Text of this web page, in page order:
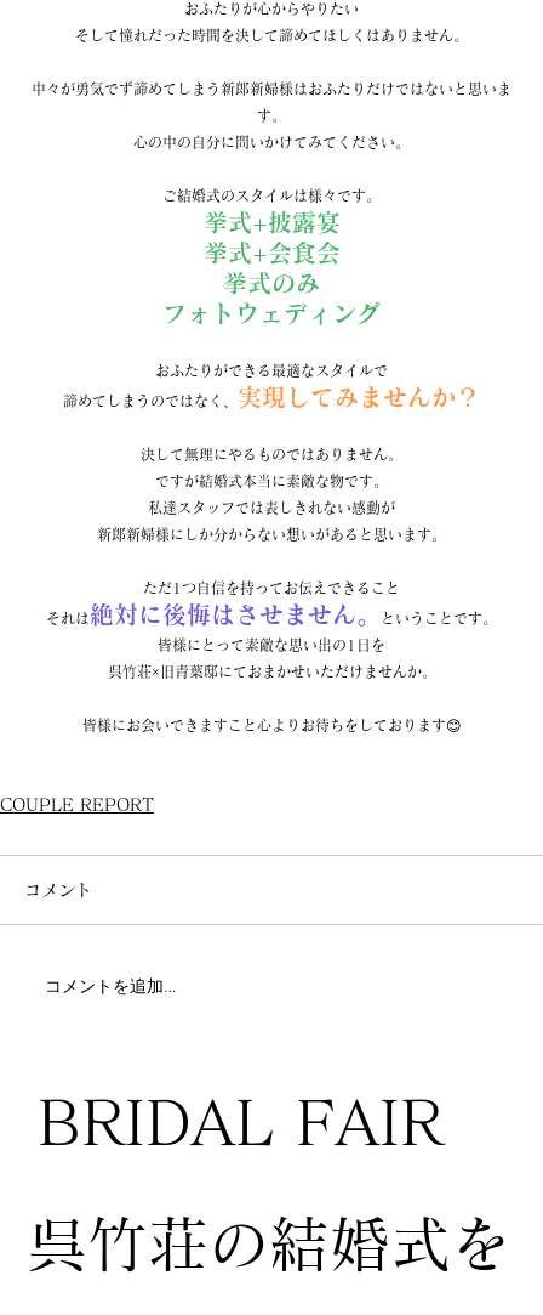
おふたりが心からやりたい
そして憧れだった時間を決して諦めてほしくはありません。
中々が勇気でず諦めてしまう新郎新婦様はおふたりだけではないと思いま
す。
心の中の自分に問いかけてみてください。
ご結婚式のスタイルは様々です。
挙式+披露宴
挙式+会食会
挙式のみ
フォトウェディング
おふたりができる最適なスタイルで
諦めてしまうのではなく、 実現してみませんか？
決して無理にやるものではありません。
ですが結婚式本当に素敵な物です。
私達スタッフでは表しきれない感動が
新郎新婦様にしか分からない想いがあると思います。
ただ1つ自信を持ってお伝えできること
それは 絶対に後悔はさせません。
ということです。
皆様にとって素敵な思い出の1日を
呉竹荘×旧青葉邸にておまかせいただけませんか。
皆様にお会いできますこと心よりお待ちをしております😊
COUPLE REPORT
コメント
コメントを追加…
BRIDAL FAIR
​呉竹荘の結婚式を